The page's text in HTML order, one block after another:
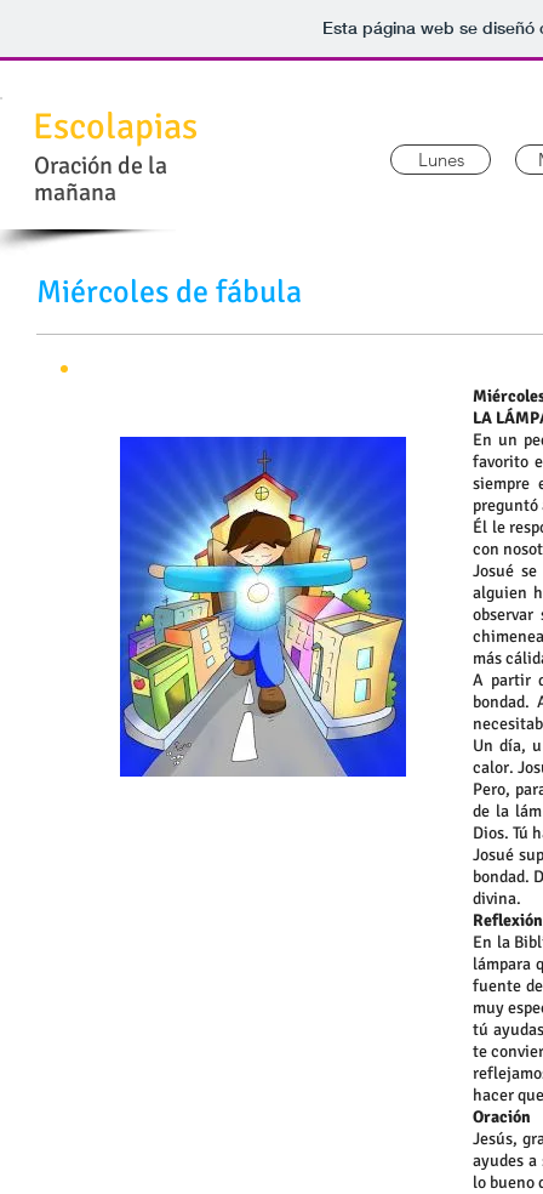
Esta página web se
Escolapias
Lunes
Oración de la
mañana
Miércoles de fábula
LA
En un
favorito
siempre
preguntó
Él le
con
Josué
alguien
más
A partir
bondad.
Un día,
calor.
Pero,
de la
Dios. Tú
Josué
bondad.
divina.
En la
lámpara
fuente
muy
tú
te
hacer
Oración
Jesús,
ayudes a
lo bueno